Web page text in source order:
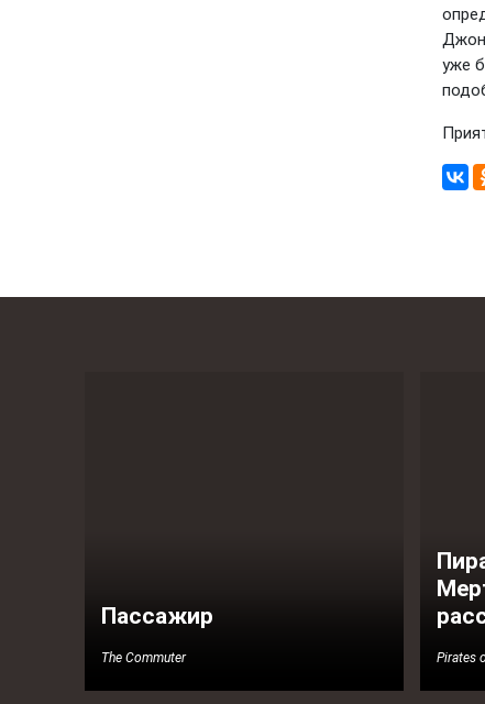
уже
Пассажир
The Commuter Pirates